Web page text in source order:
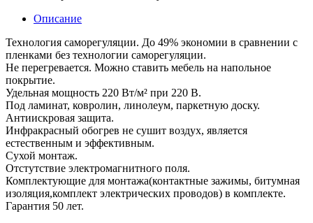
Описание
Технология саморегуляции. До 49% экономии в сравнении с
пленками без технологии саморегуляции.
Не перегревается. Можно ставить мебель на напольное
покрытие.
Удельная мощность 220 Вт/м² при 220 В.
Под ламинат, ковролин, линолеум, паркетную доску.
Антиискровая защита.
Инфракрасный обогрев не сушит воздух, является
естественным и эффективным.
Сухой монтаж.
Отстутствие электромагнитного поля.
Комплектующие для монтажа(контактные зажимы, битумная
изоляция,комплект электрических проводов) в комплекте.
Гарантия 50 лет.